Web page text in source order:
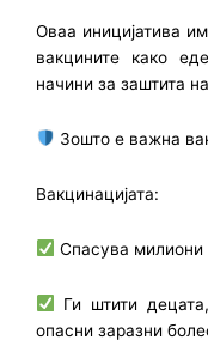
Оваа иницијатива
вакцините како
начини за заштита
Зошто е важна
Вакцинацијата:
Спаcува милиони
Ги штити
опасни заразни